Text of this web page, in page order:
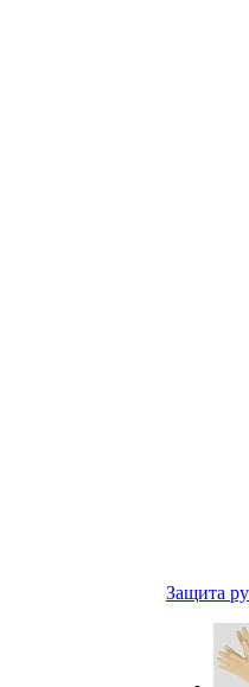
Защита